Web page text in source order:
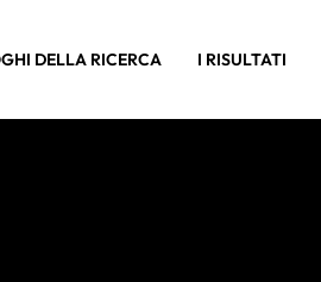
DELLA RICERCA I RISULTATI